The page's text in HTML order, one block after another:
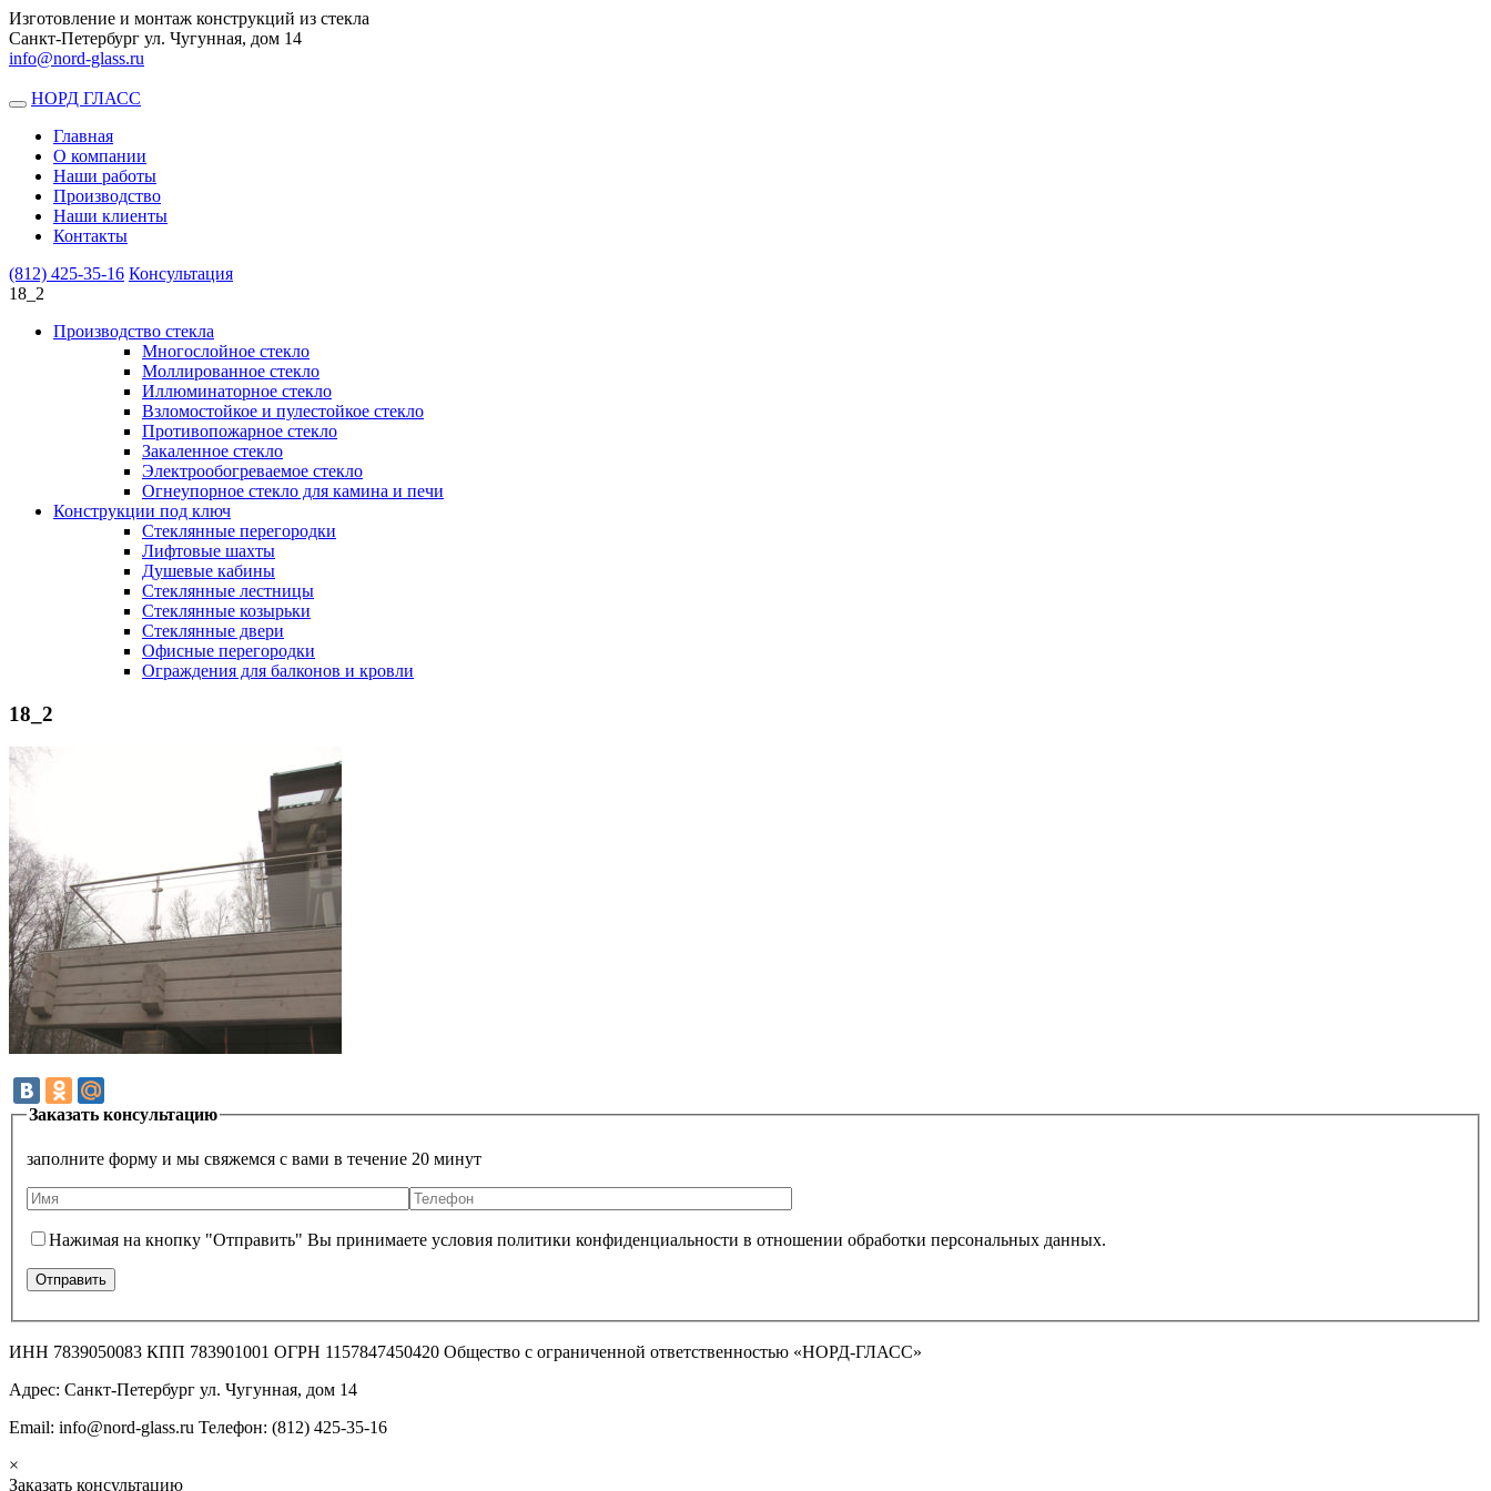
Изготовление и монтаж конструкций из стекла
Санкт-Петербург ул. Чугунная, дом 14
info@nord-glass.ru
Toggle
navigation
НОРД ГЛАСС
Главная
О компании
Наши работы
Производство
Наши клиенты
Контакты
(812) 425-35-16 Консультация
18_2
Производство стекла
Многослойное стекло
Моллированное стекло
Иллюминаторное стекло
Взломостойкое и пулестойкое стекло
Противопожарное стекло
Закаленное стекло
Электрообогреваемое стекло
Огнеупорное стекло для камина и печи
Конструкции под ключ
Стеклянные перегородки
Лифтовые шахты
Душевые кабины
Cтеклянные лестницы
Cтеклянные козырьки
Cтеклянные двери
Офисные перегородки
Ограждения для балконов и кровли
18_2
Заказать консультацию
заполните форму и мы свяжемся с вами в течение 20 минут
Нажимая на кнопку "Отправить" Вы принимаете условия политики конфиденциальности в отношении обработки персональных данных.
ИНН 7839050083 КПП 783901001 ОГРН 1157847450420 Общество с ограниченной ответственностью «НОРД-ГЛАСС»
Адрес: Санкт-Петербург ул. Чугунная, дом 14
Email: info@nord-glass.ru Телефон: (812) 425-35-16
×
Заказать консультацию